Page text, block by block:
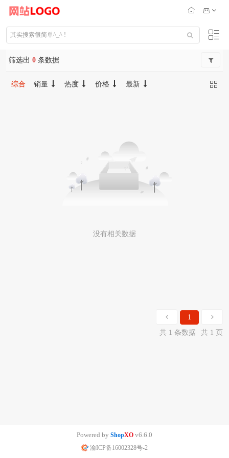
筛选出 0 条数据
综合 销量 热度 价格 最新
没有相关数据
1
共 1 条数据
共 1 页
Powered by ShopXO v6.6.0
渝ICP备16002328号-2